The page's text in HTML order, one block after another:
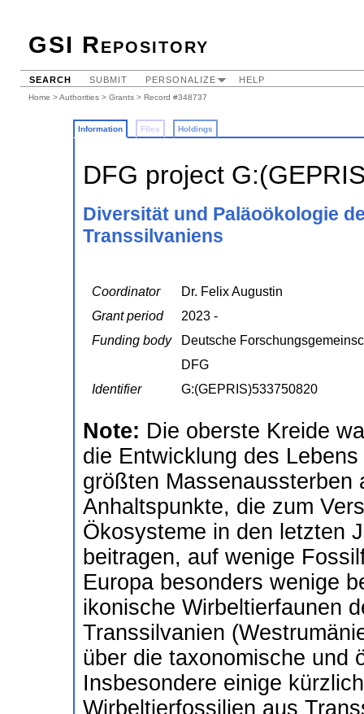
GSI Repository
SEARCH SUBMIT PERSONALIZE HELP
Home >Authorities > Grants > Record #348737
Information Files Holdings
DFG project
Diversität und Paläoökologie
Transsilvaniens
Coordinator
Dr. Felix Augustin
Grant period
2023 -
Funding body
Deutsche
DFG
Identifier
G:(GEPRIS)533750820
Note: Die oberste Kreide
die Entwicklung des
größten Massenaussterben
Anhaltspunkte, die zum
Ökosysteme in den letzten
beitragen, auf wenige
Europa besonders wenige
ikonische Wirbeltierfaunen
Transsilvanien
über die taxonomische und
Insbesondere einige
Wirbeltierfossilien aus